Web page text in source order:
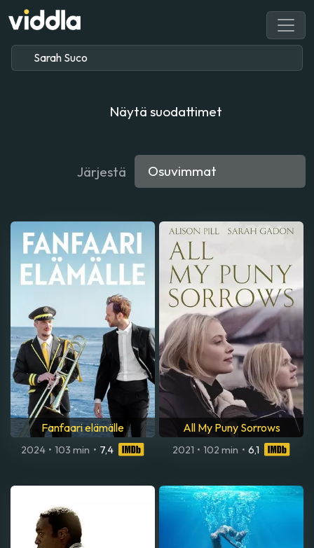
Näytä suodattimet
Järjestä
Fanfaari elämälle
2024 • 103 min • 7,4
All My Puny Sorrows
2021 • 102 min • 6,1